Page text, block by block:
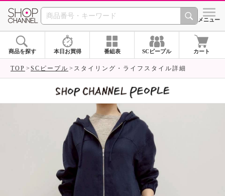
SHOP CHANNEL シメニュー
商品を探す 本日お買得 番組表 SCピープル カート
TOP SCピープル スタイリング・ライフスタイル詳細